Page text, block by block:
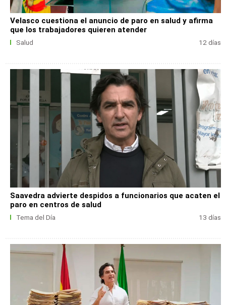
Velasco cuestiona el anuncio de paro en salud y afirma
que los trabajadores quieren atender
Salud 12 días
Saavedra advierte despidos a funcionarios que acaten el
paro en centros de salud
Tema del Día 13 días